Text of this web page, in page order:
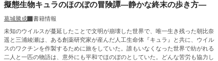
擬態生物キュラのほのぼの冒険譚―静かな終末の歩き方―
葛城騰成
書籍情報
未知のウイルスが蔓延したことで文明が崩壊した世界で、唯一生き残った朝比奈
遥と三浦綾瀬は、ある創薬研究家が産んだ人工生命体『キュラ』と共に、ウイル
スのワクチンを作製するために旅をしていた。誰もいなくなった世界で紡がれる
二人と一匹の物語は、意外にも平和でほのぼのとしていた。どんな苦労も協力し